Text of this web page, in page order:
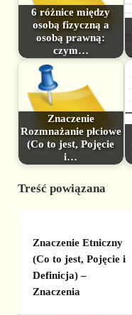
6 różnice między
osobą fizyczną a
osobą prawną:
czym…
Znaczenie
Rozmnażanie płciowe
(Co to jest, Pojęcie
i…
Treść powiązana
Znaczenie Etniczny
(Co to jest, Pojęcie i
Definicja) –
Znaczenia